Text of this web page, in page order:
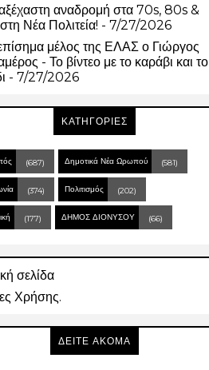
αναδρομή στα 70s, 80s &
Νέα Πολιτεία! - 7/27/2026
μέλος της ΕΛΑΣ ο Γιώργος
- Το βίντεο με το καράβι και το
- 7/27/2026
ΚΑΤΗΓΟΡΙΕΣ
(687) Δημοτικά Νέα Ωρωπού (581)
(374) Πολιτισμός (202)
(177) ΔΗΜΟΣ ΔΙΟΝΥΣΟΥ (66)
σελίδα
Χρήσης.
ΔΕΙΤΕ ΑΚΟΜΑ